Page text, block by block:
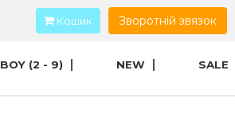
Кошик Зворотній звязок
BOY (2 - 9) NEW SALE